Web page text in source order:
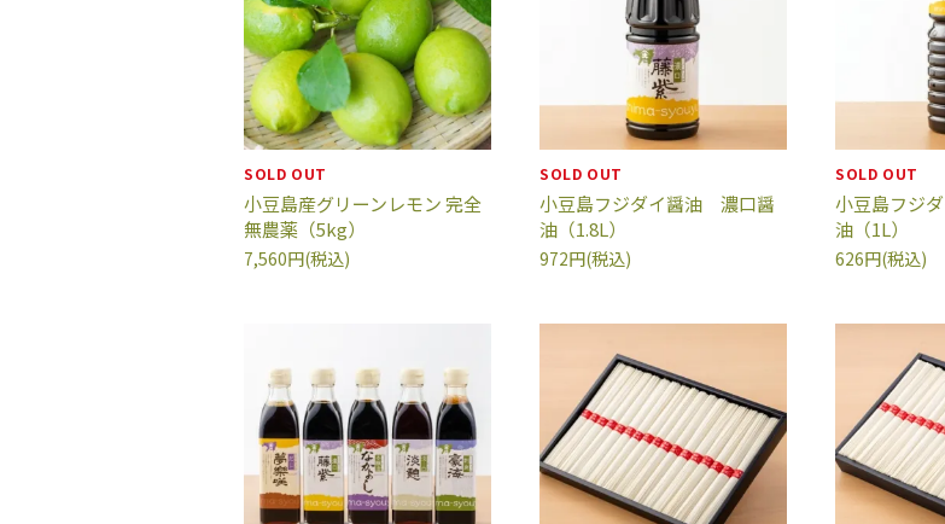
SOLD OUT
小豆島産グリーンレモン 完全
無農薬（5kg）
7,560円(税込)
SOLD OUT
小豆島フジダイ醤油 濃口醤
油（1.8L）
972円(税込)
SOLD OUT
小豆島フジ
油（1L）
626円(税込)